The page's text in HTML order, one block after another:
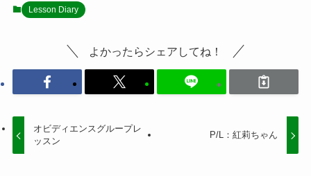
Lesson Diary
よかったらシェアしてね！
オビディエンスグループレ
ッスン
P/L：紅莉ちゃん